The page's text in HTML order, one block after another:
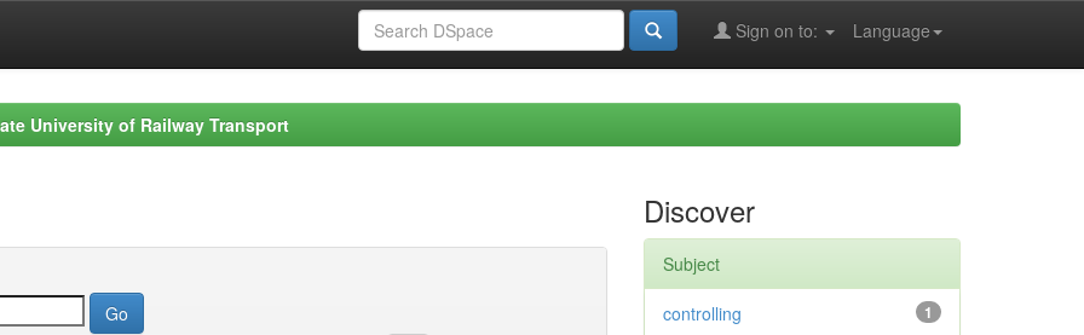
Language
Sign on to:
University of Railway Transport
Discover
Subject
1
controlling